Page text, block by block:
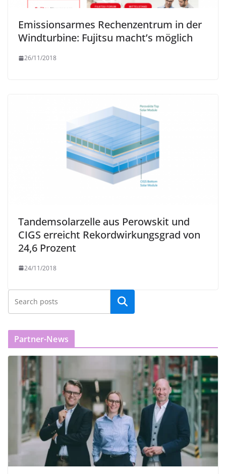
Emissionsarmes Rechenzentrum in der
Windturbine: Fujitsu macht’s möglich
26/11/2018
Tandemsolarzelle aus Perowskit und
CIGS erreicht Rekordwirkungsgrad von
24,6 Prozent
24/11/2018
Partner-News